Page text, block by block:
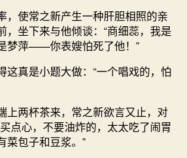
使常之新产生一种肝胆相照的亲
，坐下来与他倾谈：“商细蕊，我是
梦萍——你表嫂怕死了他！”
真是小题大做：“一个唱戏的，怕
两杯茶来，常之新欲言又止，对
点心，不要油炸的，太太吃了闹胃
菜包子和豆浆。”